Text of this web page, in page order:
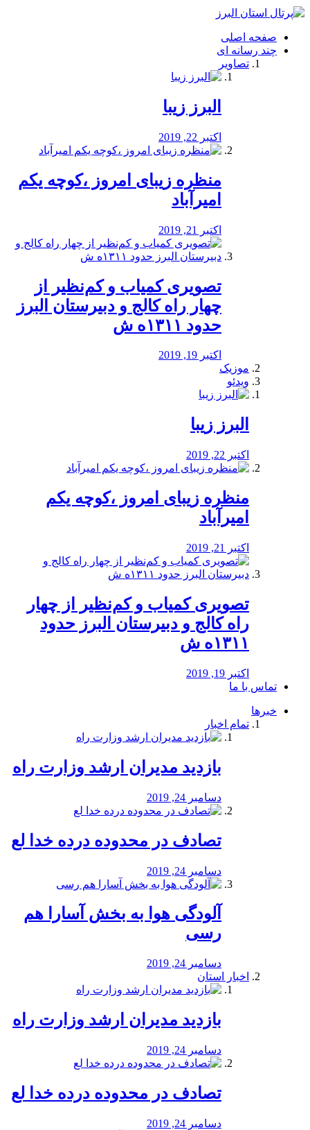
فصد
شرق
تهران
خشکشویی
صفحه اصلی
چند رسانه ای
تصاویر
البرز زیبا
اکتبر 22, 2019
منظره‌‌ زیبای امروز ،کوچه یکم
امیرآباد
اکتبر 21, 2019
️تصویری کمیاب و کم‌نظیر از
چهار راه كالج و دبيرستان البرز
حدود ۱۳۱۱ه ش
اکتبر 19, 2019
موزیک
ویدئو
البرز زیبا
اکتبر 22, 2019
منظره‌‌ زیبای امروز ،کوچه یکم
امیرآباد
اکتبر 21, 2019
️تصویری کمیاب و کم‌نظیر از چهار
راه كالج و دبيرستان البرز حدود
۱۳۱۱ه ش
اکتبر 19, 2019
تماس با ما
خبرها
تمام اخبار
بازدید مدیران ارشد وزارت راه
دسامبر 24, 2019
تصادف در محدوده درده خدا لع
دسامبر 24, 2019
آلودگی هوا به بخش آسارا هم
رسی
دسامبر 24, 2019
اخبار استان
بازدید مدیران ارشد وزارت راه
دسامبر 24, 2019
تصادف در محدوده درده خدا لع
دسامبر 24, 2019